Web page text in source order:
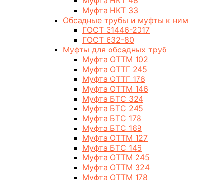
Муфта НКТ 33
Обсадные трубы и муфты к ним
ГОСТ 31446-2017
ГОСТ 632-80
Муфты для обсадных труб
Муфта ОТТМ 102
Муфта ОТТГ 245
Муфта ОТТГ 178
Муфта ОТТМ 146
Муфта БТС 324
Муфта БТС 245
Муфта БТС 178
Муфта БТС 168
Муфта ОТТМ 127
Муфта БТС 146
Муфта ОТТМ 245
Муфта ОТТМ 324
Муфта ОТТМ 178